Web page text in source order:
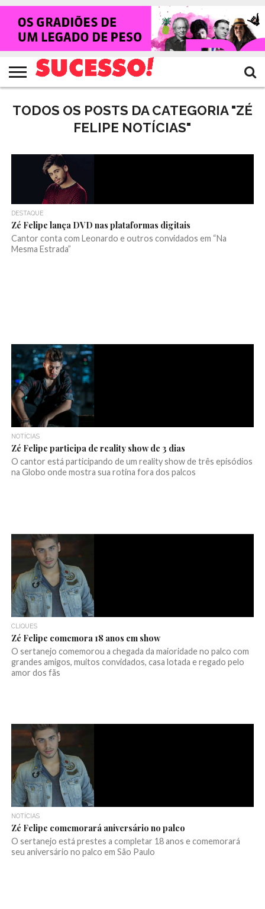
HOME
NOTÍCIAS
SHOWS
ENTREVISTAS
CLIQUES
RANKING
CROWLEY
TV
SUCESSO!
REVISTA
SUCESSO!
TODOS OS POSTS DA CATEGORIA "ZÉ
FELIPE NOTÍCIAS"
DESTAQUE
Zé Felipe lança DVD nas plataformas digitais
Cantor conta com Leonardo e outros convidados em “Na
Mesma Estrada”
NOTÍCIAS
Zé Felipe participa de reality show de 3 dias
O cantor está participando de um reality show de três episódios
na Globo onde mostra sua rotina fora dos palcos
CLIQUES
Zé Felipe comemora 18 anos em show
O sertanejo comemorou a chegada da maioridade no palco com
grandes amigos, muitos convidados, casa lotada e regado pelo
amor dos fãs
NOTÍCIAS
Zé Felipe comemorará aniversário no palco
O sertanejo está prestes a completar 18 anos e comemorará
seu aniversário no palco em São Paulo